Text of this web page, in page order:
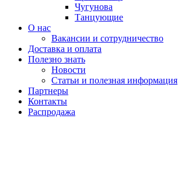
Чугунова
Танцующие
О нас
Вакансии и сотрудничество
Доставка и оплата
Полезно знать
Новости
Статьи и полезная информация
Партнеры
Контакты
Распродажа